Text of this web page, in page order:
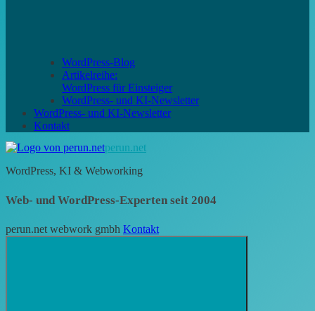
WordPress-Blog
Artikelreihe:
WordPress für Einsteiger
WordPress- und KI-Newsletter
WordPress- und KI-Newsletter
Kontakt
perun.net
WordPress, KI & Webworking
Web- und WordPress-Experten seit 2004
perun.net webwork gmbh Kontakt